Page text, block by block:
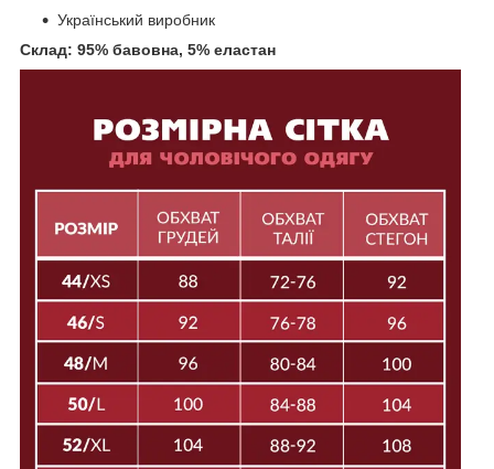
Український виробник
Склад: 95% бавовна, 5% еластан